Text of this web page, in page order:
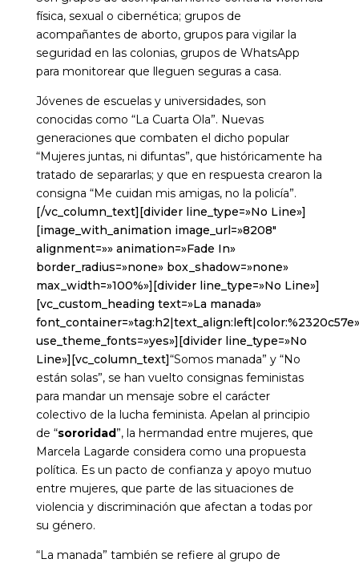
física, sexual o cibernética; grupos de
acompañantes de aborto, grupos para vigilar la
seguridad en las colonias, grupos de WhatsApp
para monitorear que lleguen seguras a casa.
Jóvenes de escuelas y universidades, son
conocidas como “La Cuarta Ola”. Nuevas
generaciones que combaten el dicho popular
“Mujeres juntas, ni difuntas”, que históricamente ha
tratado de separarlas; y que en respuesta crearon la
consigna “Me cuidan mis amigas, no la policía”.
[/vc_column_text][divider line_type=»No Line»]
[image_with_animation image_url=»8208″
alignment=»» animation=»Fade In»
border_radius=»none» box_shadow=»none»
max_width=»100%»][divider line_type=»No Line»]
[vc_custom_heading text=»La manada»
font_container=»tag:h2|text_align:left|color:%2320c57e»
use_theme_fonts=»yes»][divider line_type=»No
Line»][vc_column_text]“Somos manada” y “No
están solas”, se han vuelto consignas feministas
para mandar un mensaje sobre el carácter
colectivo de la lucha feminista. Apelan al principio
de “sororidad ”, la hermandad entre mujeres, que
Marcela Lagarde considera como una propuesta
política. Es un pacto de confianza y apoyo mutuo
entre mujeres, que parte de las situaciones de
violencia y discriminación que afectan a todas por
su género.
“La manada” también se refiere al grupo de